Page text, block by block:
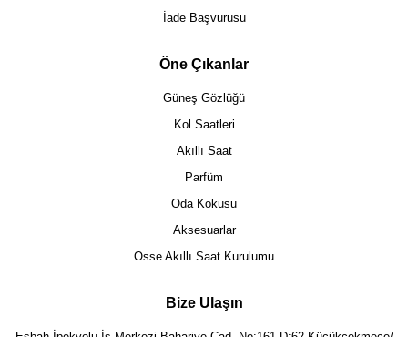
İade Başvurusu
Öne Çıkanlar
Güneş Gözlüğü
Kol Saatleri
Akıllı Saat
Parfüm
Oda Kokusu
Aksesuarlar
Osse Akıllı Saat Kurulumu
Bize Ulaşın